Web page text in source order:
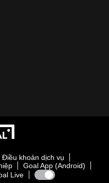
Điều khoản dịch vụ
Goal App (Android)
Live